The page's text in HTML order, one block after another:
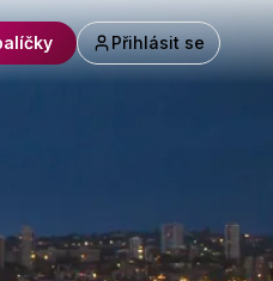
Přihlásit se